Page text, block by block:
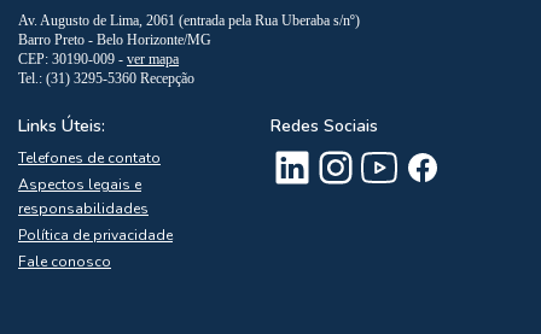
Av. Augusto de Lima, 2061 (entrada pela Rua Uberaba s/nº)
Barro Preto - Belo Horizonte/MG
CEP: 30190-009 - ver mapa
Tel.: (31) 3295-5360 Recepção
Links Úteis:
Telefones de contato
Aspectos legais e
responsabilidades
Política de privacidade
Fale conosco
Redes Sociais